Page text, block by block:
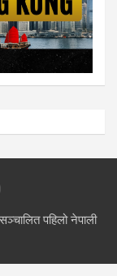
पहिलो नेपाली